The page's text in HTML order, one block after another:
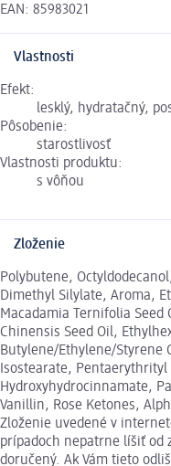
EAN: 85983021
Vlastnosti
Efekt:
lesklý, hydratačný,
Pôsobenie:
starostlivosť
Vlastnosti produktu:
s vôňou
Zloženie
Polybutene,
Dimethyl Silylate, Aroma,
Macadamia Ternifolia
Chinensis Seed Oil,
Butylene/Ethylene/Styrene
Isostearate,
Hydroxyhydrocinnamate,
Vanillin, Rose Ketones,
Zloženie uvedené v
prípadoch nepatrne líšiť od
doručený. Ak Vám tieto